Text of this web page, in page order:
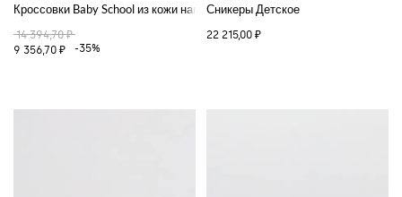
Кроссовки Baby School из кожи наппа с глиттером
14 394,70 ₽
9 356,70 ₽
-35%
Сникеры Детское
22 215,00 ₽